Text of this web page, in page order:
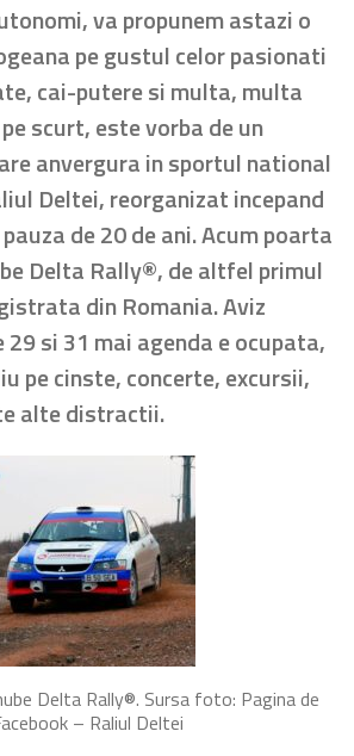
va propunem astazi o
pe gustul celor pasionati
cai-putere si multa, multa
scurt, este vorba de un
anvergura in sportul national
Deltei, reorganizat incepand
de 20 de ani. Acum poarta
Delta Rally®, de altfel primul
din Romania. Aviz
si 31 mai agenda e ocupata,
pe cinste, concerte, excursii,
alte distractii.
Delta Rally®. Sursa foto: Pagina de
– Raliul Deltei